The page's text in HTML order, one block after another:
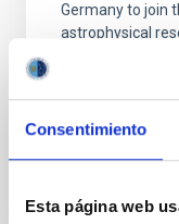
Consentimiento
Esta página web
Germany to join
astrophysical
governments of
In force